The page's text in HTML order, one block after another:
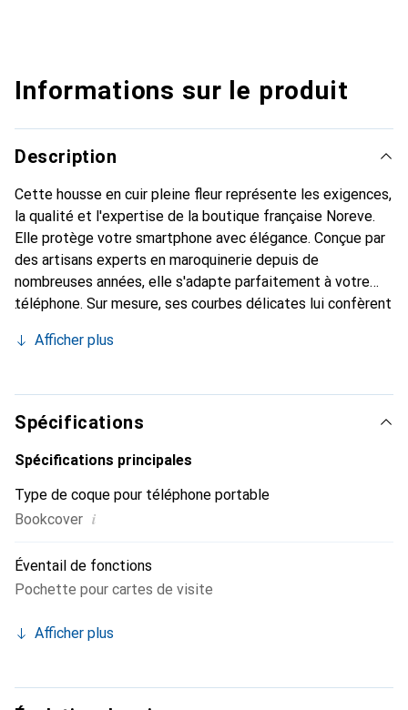
Informations sur le produit
Description
Cette housse en cuir pleine fleur représente les exigences,
la qualité et l'expertise de la boutique française Noreve.
Elle protège votre smartphone avec élégance. Conçue par
des artisans experts en maroquinerie depuis de
nombreuses années, elle s'adapte parfaitement à votre
téléphone. Sur mesure, ses courbes délicates lui confèrent
et indispensable pour votre smartphone. Reconnaître
marque Noreve est un choix sûr pour une clientèle
exigeante.
Afficher plus
Spécifications
Spécifications principales
Type de coque pour téléphone portable
Bookcover i
Éventail de fonctions
Pochette pour cartes de visite
Afficher plus